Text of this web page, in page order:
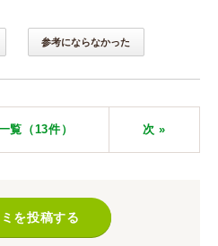
参考にならなかった
覧（13件） 次 »
を投稿する